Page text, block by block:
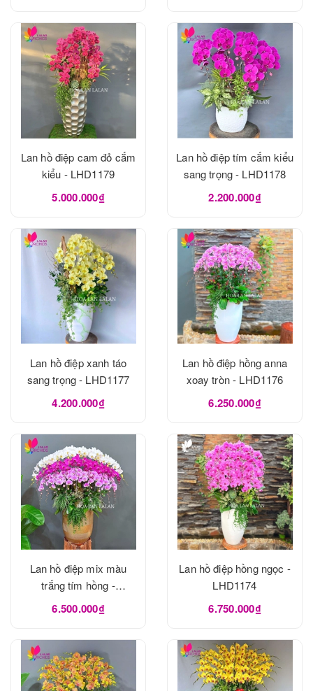
Lan hồ điệp cam đỏ cắm
kiểu - LHD1179
5.000.000₫
Lan hồ điệp tím cắm kiểu
sang trọng - LHD1178
2.200.000₫
Lan hồ điệp xanh táo
sang trọng - LHD1177
4.200.000₫
Lan hồ điệp hồng anna
xoay tròn - LHD1176
6.250.000₫
Lan hồ điệp mix màu
trắng tím hồng -
LHD1175
6.500.000₫
Lan hồ điệp hồng ngọc -
LHD1174
6.750.000₫